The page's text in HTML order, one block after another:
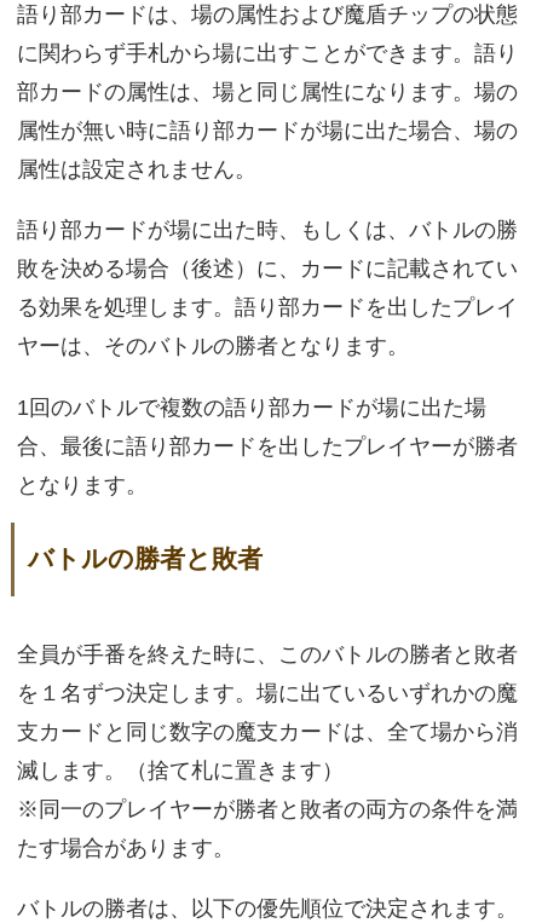
語り部カードは、場の属性および魔盾チップの状態
に関わらず手札から場に出すことができます。語り
部カードの属性は、場と同じ属性になります。場の
属性が無い時に語り部カードが場に出た場合、場の
属性は設定されません。
語り部カードが場に出た時、もしくは、バトルの勝
敗を決める場合（後述）に、カードに記載されてい
る効果を処理します。語り部カードを出したプレイ
ヤーは、そのバトルの勝者となります。
1回のバトルで複数の語り部カードが場に出た場
合、最後に語り部カードを出したプレイヤーが勝者
となります。
バトルの勝者と敗者
全員が手番を終えた時に、このバトルの勝者と敗者
を１名ずつ決定します。場に出ているいずれかの魔
支カードと同じ数字の魔支カードは、全て場から消
滅します。（捨て札に置きます）
※同一のプレイヤーが勝者と敗者の両方の条件を満
たす場合があります。
バトルの勝者は、以下の優先順位で決定されます。